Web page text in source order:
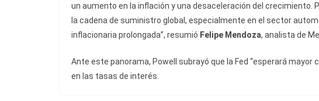
un aumento en la inflación y una desaceleración del
la cadena de suministro global, especialmente en el sector
inflacionaria prolongada”, resumió Felipe Mendoza, analista de
Ante este panorama, Powell subrayó que la Fed “esperará
en las tasas de interés.